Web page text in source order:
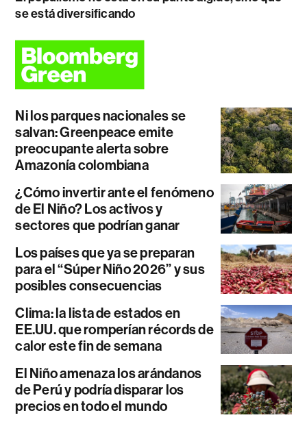
se está diversificando
Ni los parques nacionales se
salvan: Greenpeace emite
preocupante alerta sobre
Amazonía colombiana
¿Cómo invertir ante el fenómeno
de El Niño? Los activos y
sectores que podrían ganar
Los países que ya se preparan
para el “Súper Niño 2026” y sus
posibles consecuencias
Clima: la lista de estados en
EE.UU. que romperían récords de
calor este fin de semana
El Niño amenaza los arándanos
de Perú y podría disparar los
precios en todo el mundo